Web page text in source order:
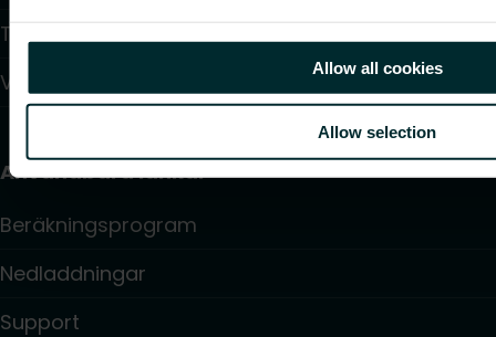
Allow all cookies
Allow selection
Takvärmesystem
Värmepumpar
Användbara länkar
Beräkningsprogram
Nedladdningar
Support